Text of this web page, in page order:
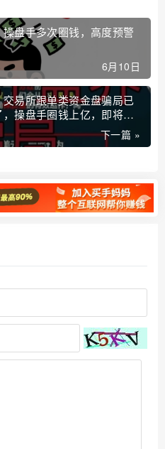
盘手多次圈钱，高度预警
6月10日
易所跟单类资金盘骗局已
操盘手圈钱上亿，即将崩
下一篇 »